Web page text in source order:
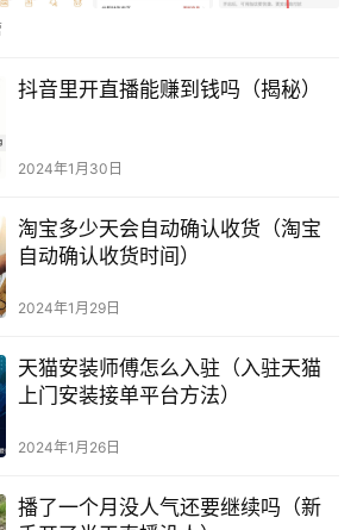
抖音里开直播能赚到钱吗（揭秘）
2024年1月30日
淘宝多少天会自动确认收货（淘宝
自动确认收货时间）
2024年1月29日
天猫安装师傅怎么入驻（入驻天猫
上门安装接单平台方法）
2024年1月26日
播了一个月没人气还要继续吗（新